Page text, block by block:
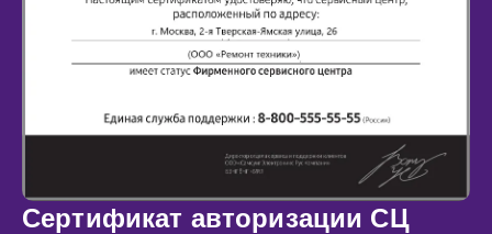
Сертификат авторизации СЦ